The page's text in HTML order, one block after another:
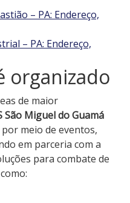
– PA: Endereço,
– PA: Endereço,
organizado
de maior
São Miguel do Guamá
meio de eventos,
em parceria com a
para combate de